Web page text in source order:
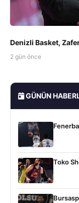
Denizli Basket,
2 gün önce
GÜNÜN
Toko